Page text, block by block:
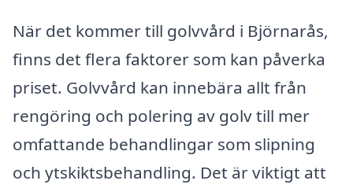
När det kommer till golvvård i Björnarås,
finns det flera faktorer som kan påverka
priset. Golvvård kan innebära allt från
rengöring och polering av golv till mer
omfattande behandlingar som slipning
och ytskiktsbehandling. Det är viktigt att